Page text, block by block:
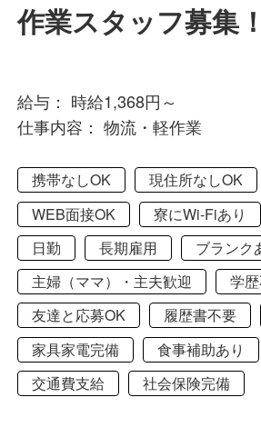
作業スタッフ募集
給与： 時給1,368円～
仕事内容： 物流・軽作業
携帯なしOK 現住所なしOK
WEB面接OK
寮にWi-Fiあり
日勤
長期雇用 ブランク
主婦（ママ）・主夫歓迎
学
友達と応募OK
履歴書不要
家具家電完備
食事補助あり
交通費支給
社会保険完備